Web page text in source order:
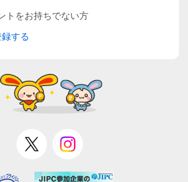
トをお持ちでない方
する